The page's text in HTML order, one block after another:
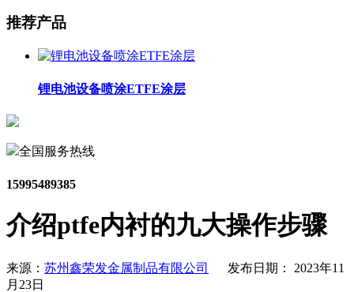
推荐产品
锂电池设备喷涂ETFE涂层
全国服务热线
15995489385
介绍ptfe内衬的九大操作步骤
来源： 苏州鑫荣发金属制品有限公司
发布日期： 2023年11
月23日